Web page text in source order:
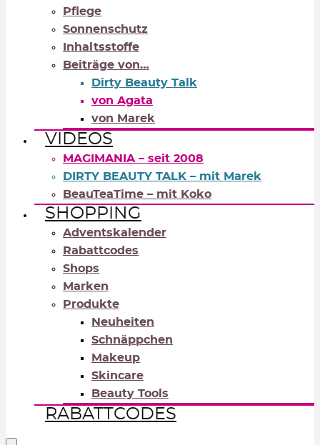
Pflege
Sonnenschutz
Inhaltsstoffe
Beiträge von…
Dirty Beauty Talk
von Agata
von Marek
VIDEOS
MAGIMANIA – seit 2008
DIRTY BEAUTY TALK – mit Marek
BeauTeaTime – mit Koko
SHOPPING
Adventskalender
Rabattcodes
Shops
Marken
Produkte
Neuheiten
Schnäppchen
Makeup
Skincare
Beauty Tools
RABATTCODES